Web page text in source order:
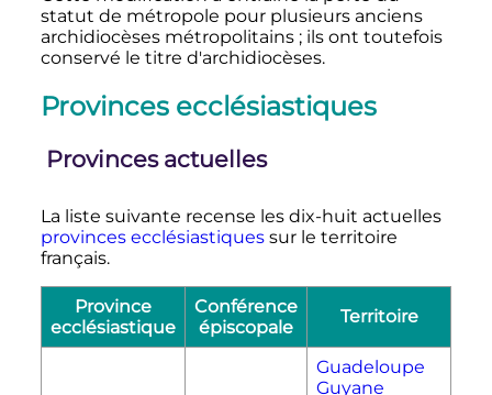
statut de métropole pour plusieurs anciens
archidiocèses métropolitains ; ils ont toutefois
conservé le titre d'archidiocèses.
Provinces ecclésiastiques
Provinces actuelles
La liste suivante recense les dix-huit actuelles
provinces ecclésiastiquessur le territoire
français.
Province
ecclésiastique
Conférence
épiscopale
Territoire
Guadeloupe
Guyane